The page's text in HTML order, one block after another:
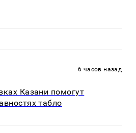
6 часов назад
Казани помогут
табло